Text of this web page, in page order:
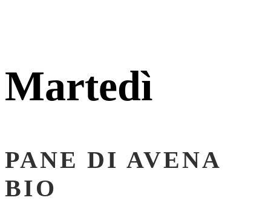
Martedì
PANE DI AVENA
BIO